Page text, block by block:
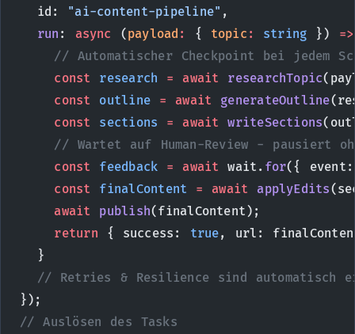
  id:
"ai-content-pipeline" ,
  run
: async (payload : { topic : string }) =>
// Automatischer Checkpoint bei jedem
    const
research = await researchTopic
    const
outline = await generateOutline
    const
sections = await writeSections
// Wartet auf Human-Review - pausiert
    const
feedback = await wait. for({
    const
finalContent = await applyEdits
    await
publish(finalContent);
    return
{ success: true, url:
  }
// Retries & Resilience sind automatisch
});
// Auslösen des Tasks